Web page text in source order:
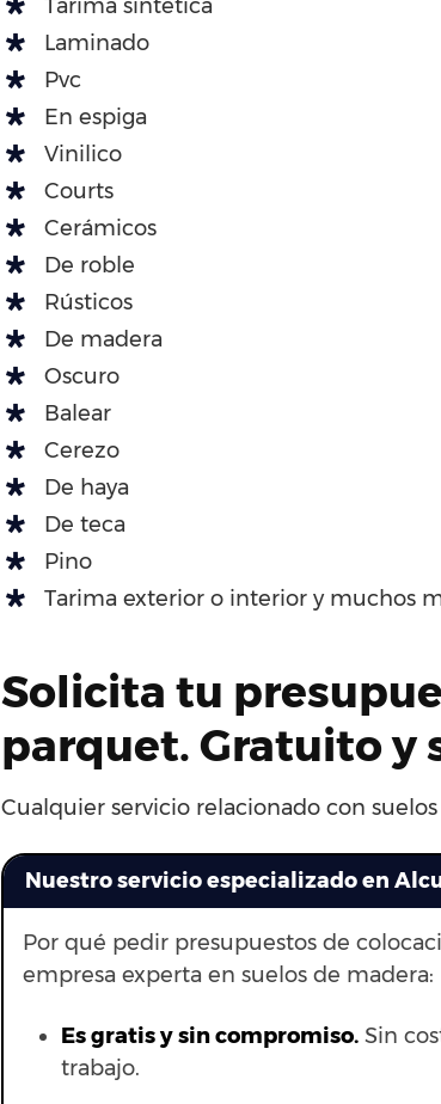
Tarima sintética
Laminado
Pvc
En espiga
Vinilico
Courts
Cerámicos
De roble
Rústicos
De madera
Oscuro
Balear
Cerezo
De haya
De teca
Pino
Tarima exterior o interior y muchos
Solicita tu
parquet. Gratuito y
Cualquier servicio relacionado con
Nuestro servicio especializado en
Por qué pedir presupuestos de
empresa experta en suelos de madera:
Es gratis y sin compromiso. Sin
trabajo.